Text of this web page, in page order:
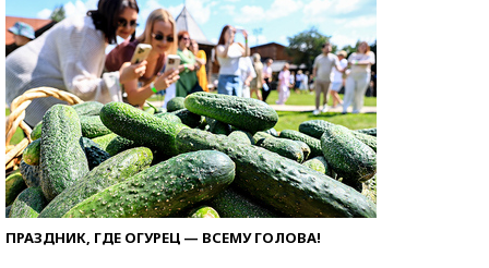
ПРАЗДНИК, ГДЕ ОГУРЕЦ — ВСЕМУ ГОЛОВА!